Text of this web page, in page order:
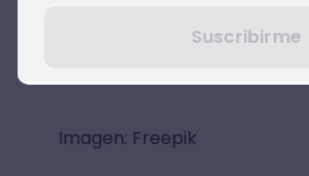
ventaja para mejorar la
Imagen: Freepik
Suscribirme